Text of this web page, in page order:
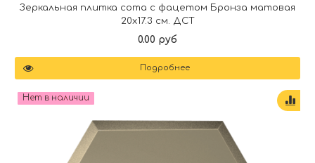
Зеркальная плитка сота с фацетом Бронза матовая
20х17.3 см. ДСТ
0.00 руб
Подробнее
Нет в наличии